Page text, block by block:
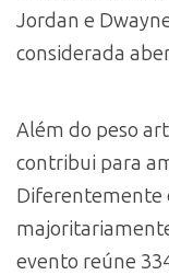
Jordan e
considerada
Além do peso
contribui para
Diferentemente
evento reúne